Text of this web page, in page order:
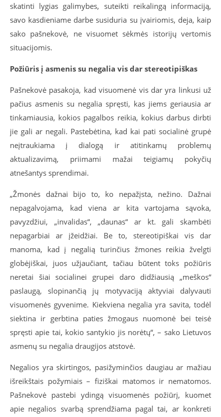
skatinti lygias galimybes, suteikti reikalingą informaciją,
savo kasdieniame darbe susiduria su įvairiomis, deja, kaip
sako pašnekovė, ne visuomet sėkmės istorijų vertomis
situacijomis.
Požiūris į asmenis su negalia vis dar stereotipiškas
Pašnekovė pasakoja, kad visuomenė vis dar yra linkusi už
pačius asmenis su negalia spręsti, kas jiems geriausia ar
tinkamiausia, kokios pagalbos reikia, kokius darbus dirbti
jie gali ar negali. Pastebėtina, kad kai pati socialinė grupė
neįtraukiama į dialogą ir atitinkamų problemų
aktualizavimą, priimami mažai teigiamų pokyčių
atnešantys sprendimai.
„Žmonės dažnai bijo to, ko nepažįsta, nežino. Dažnai
nepagalvojama, kad viena ar kita vartojama sąvoka,
pavyzdžiui, „invalidas“, „daunas“ ar kt. gali skambėti
nepagarbiai ar įžeidžiai. Be to, stereotipiškai vis dar
manoma, kad į negalią turinčius žmones reikia žvelgti
globėjiškai, juos užjaučiant, tačiau būtent toks požiūris
neretai šiai socialinei grupei daro didžiausią „meškos“
paslaugą, slopinančią jų motyvaciją aktyviai dalyvauti
visuomenės gyvenime. Kiekviena negalia yra savita, todėl
siektina ir gerbtina paties žmogaus nuomonė bei teisė
spręsti apie tai, kokio santykio jis norėtų“, – sako Lietuvos
asmenų su negalia draugijos atstovė.
Negalios yra skirtingos, pasižyminčios daugiau ar mažiau
išreikštais požymiais – fiziškai matomos ir nematomos.
Pašnekovė pastebi ydingą visuomenės požiūrį, kuomet
apie negalios svarbą sprendžiama pagal tai, ar konkreti